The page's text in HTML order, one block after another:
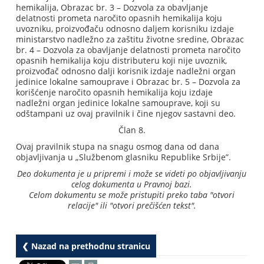
hemikalija, Obrazac br. 3 – Dozvola za obavljanje
delatnosti prometa naročito opasnih hemikalija koju
uvozniku, proizvođaču odnosno daljem korisniku izdaje
ministarstvo nadležno za zaštitu životne sredine, Obrazac
br. 4 – Dozvola za obavljanje delatnosti prometa naročito
opasnih hemikalija koju distributeru koji nije uvoznik,
proizvođač odnosno dalji korisnik izdaje nadležni organ
jedinice lokalne samouprave i Obrazac br. 5 – Dozvola za
korišćenje naročito opasnih hemikalija koju izdaje
nadležni organ jedinice lokalne samouprave, koji su
odštampani uz ovaj pravilnik i čine njegov sastavni deo.
Član 8.
Ovaj pravilnik stupa na snagu osmog dana od dana
objavljivanja u „Službenom glasniku Republike Srbije”.
Deo dokumenta je u pripremi i može se videti po objavljivanju
celog dokumenta u Pravnoj bazi.
Celom dokumentu se može pristupiti preko taba "otvori
relacije" ili "otvori prečišćen tekst".
❮ Nazad na prethodnu stranicu